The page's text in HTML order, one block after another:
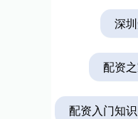
深
配资
配资入门知